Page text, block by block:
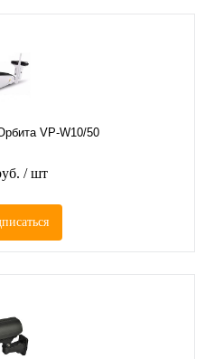
VP-W10/50
/ шт